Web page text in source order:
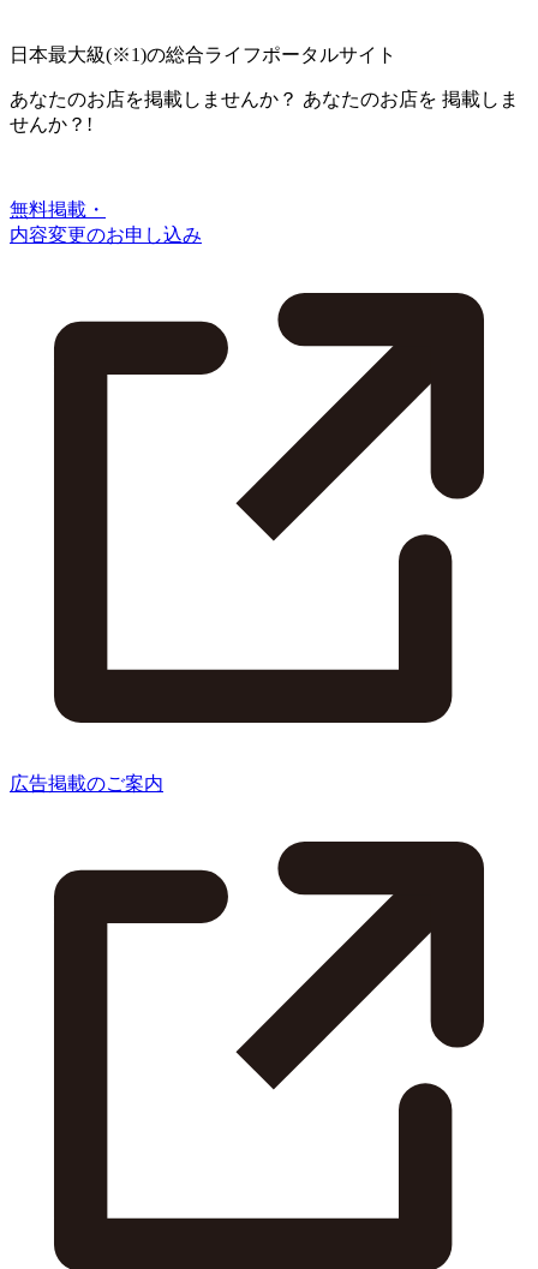
日本最大級(※1)の総合ライフポータルサイト
あなたのお店を掲載しませんか？ あなたのお店を 掲載しま
せんか？!
無料掲載・
内容変更のお申し込み
広告掲載のご案内